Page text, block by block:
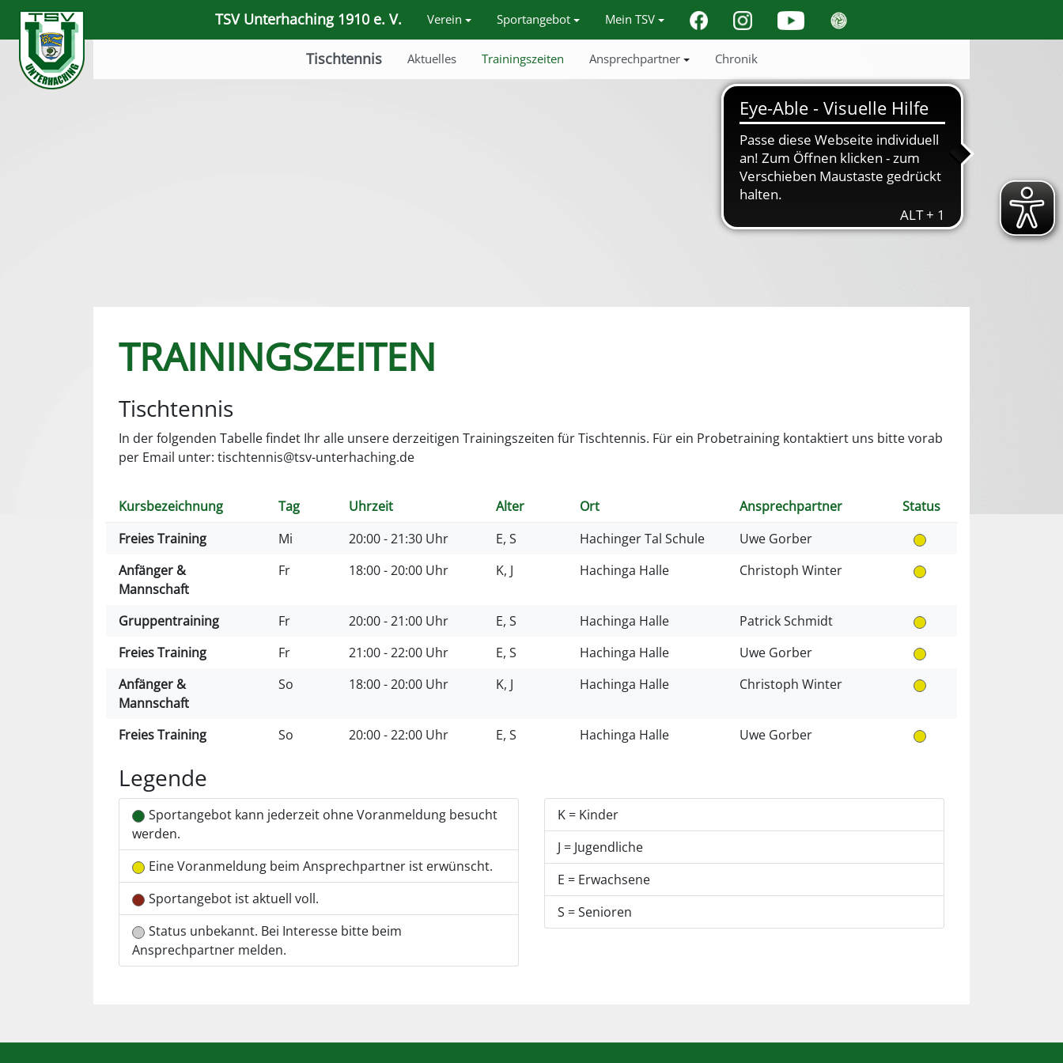
TSV Unterhaching 1910 e. V. Verein Sportangebot Mein TSV
Tischtennis Aktuelles Trainingszeiten Ansprechpartner Chronik
TRAININGSZEITEN
Tischtennis
In der folgenden Tabelle findet Ihr alle unsere derzeitigen Trainingszeiten für Tischtennis. Für ein Probetraining kontaktiert uns bitte vorab
per Email unter: tischtennis@tsv-unterhaching.de
Kursbezeichnung Tag Uhrzeit Alter Ort Ansprechpartner
Status
Freies Training
Mi 20:00 - 21:30 Uhr E, S Hachinger Tal Schule
Uwe Gorber
Anfänger &
Mannschaft
Fr 18:00 - 20:00 Uhr K, J Hachinga Halle Christoph Winter
Gruppentraining Fr 20:00 - 21:00 Uhr E, S Hachinga Halle
Patrick Schmidt
Freies Training
Fr 21:00 - 22:00 Uhr E, S Hachinga Halle
Uwe Gorber
Anfänger &
Mannschaft
So 18:00 - 20:00 Uhr K, J Hachinga Halle Christoph Winter
Freies Training So 20:00 - 22:00 Uhr E, S Hachinga Halle Uwe Gorber
Legende
Sportangebot kann jederzeit ohne Voranmeldung besucht
werden.
Eine Voranmeldung beim Ansprechpartner ist erwünscht.
Sportangebot ist aktuell voll.
Status unbekannt. Bei Interesse bitte beim
Ansprechpartner melden.
K = Kinder
J = Jugendliche
E = Erwachsene
S = Senioren